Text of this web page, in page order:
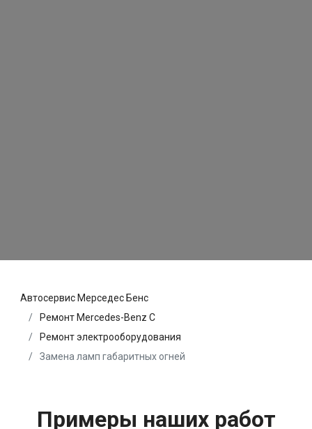
Автосервис Мерседес Бенс
Ремонт Mercedes-Benz C
Ремонт электрооборудования
Замена ламп габаритных огней
Примеры наших работ